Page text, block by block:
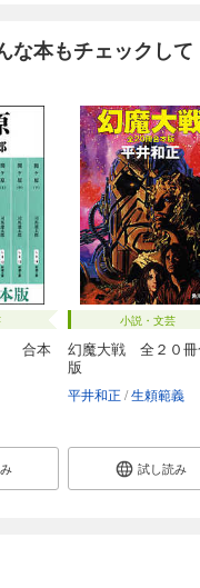
な本もチェックして
合本
小説・文芸
幻魔大戦 全２０冊
版
平井和正 生頼範義
試し読み